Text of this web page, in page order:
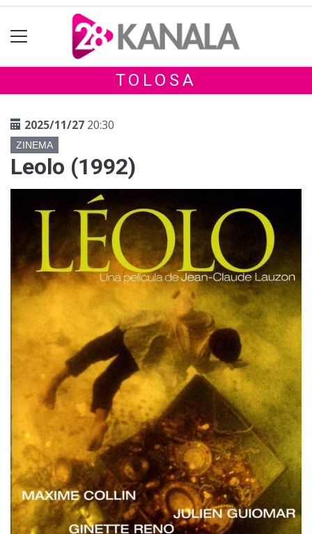
TOLOSA
2025/11/27 20:30
ZINEMA
Leolo (1992)